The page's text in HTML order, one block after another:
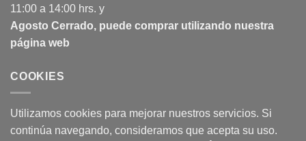
11:00 a 14:00 hrs. y
Agosto Cerrado, puede comprar utilizando nuestra
página web
COOKIES
Utilizamos cookies para mejorar nuestros servicios. Si
continúa navegando, consideramos que acepta su uso.